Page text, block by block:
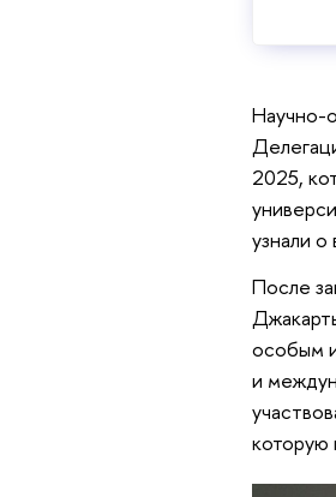
Научно-
2025,
узнали
После
особым
и
которую